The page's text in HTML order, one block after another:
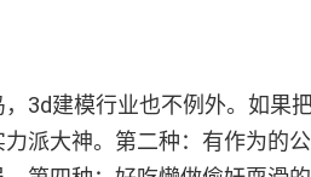
3d建模行业也不例外。如果
派大神。第二种：有作为的